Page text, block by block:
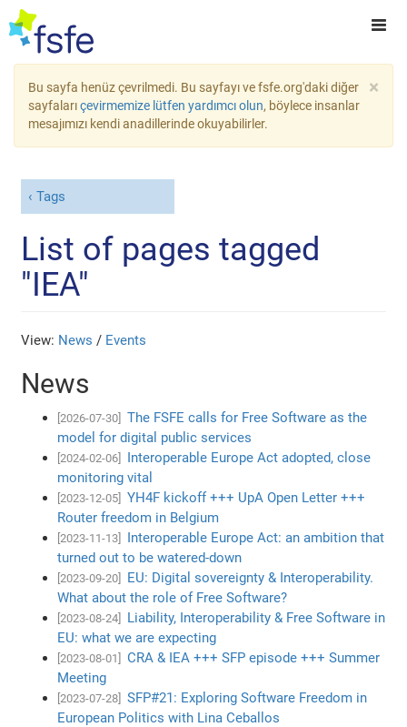
×
Bu sayfa henüz çevrilmedi. Bu sayfayı ve fsfe.org'daki diğer
sayfalarıçevirmemize lütfen yardımcı olun, böylece insanlar
mesajımızı kendi anadillerinde okuyabilirler.
Tags
List of pages tagged
"IEA"
View: News / Events
News
[2026-07-30]
The FSFE calls for Free Software as the
model for digital public services
[2024-02-06]
Interoperable Europe Act adopted, close
monitoring vital
[2023-12-05]
YH4F kickoff +++ UpA Open Letter +++
Router freedom in Belgium
[2023-11-13]
Interoperable Europe Act: an ambition that
turned out to be watered-down
[2023-09-20]
EU: Digital sovereignty & Interoperability.
What about the role of Free Software?
[2023-08-24]
Liability, Interoperability & Free Software in
EU: what we are expecting
[2023-08-01]
CRA & IEA +++ SFP episode +++ Summer
Meeting
[2023-07-28]
SFP#21: Exploring Software Freedom in
European Politics with Lina Ceballos